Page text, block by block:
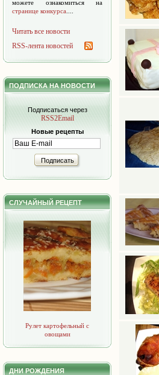
можете ознакомиться на
странице конкурса
Читать все новости
RSS-лента новостей
ПОДПИСКА НА НОВОСТИ
Подписаться через
RSS2Email
Новые рецепты
Подписать
СЛУЧАЙНЫЙ РЕЦЕПТ
Рулет картофельный с
овощами
ДНИ РОЖДЕНИЯ